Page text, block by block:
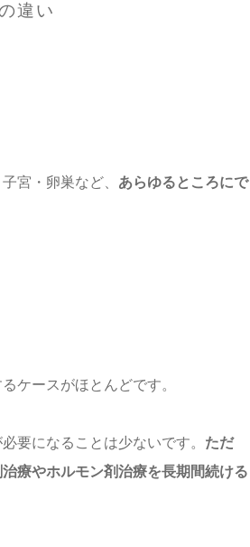
違い
宮・卵巣など、 あらゆるところにで
ケースがほとんどです。
要になることは少ないです。 ただ
療やホルモン剤治療を長期間続ける